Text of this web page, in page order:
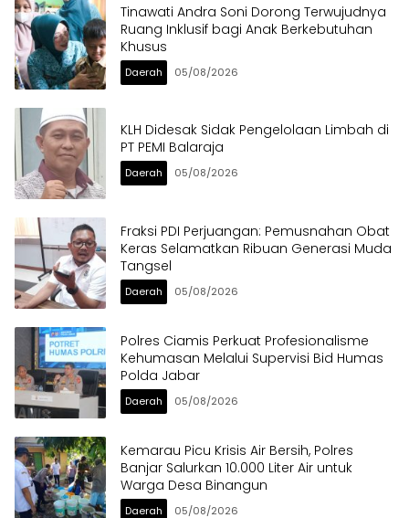
Tinawati Andra Soni Dorong Terwujudnya
Ruang Inklusif bagi Anak Berkebutuhan
Khusus
Daerah 05/08/2026
KLH Didesak Sidak Pengelolaan Limbah di
PT PEMI Balaraja
Daerah 05/08/2026
Fraksi PDI Perjuangan: Pemusnahan Obat
Keras Selamatkan Ribuan Generasi Muda
Tangsel
Daerah 05/08/2026
Polres Ciamis Perkuat Profesionalisme
Kehumasan Melalui Supervisi Bid Humas
Polda Jabar
Daerah 05/08/2026
Kemarau Picu Krisis Air Bersih, Polres
Banjar Salurkan 10.000 Liter Air untuk
Warga Desa Binangun
Daerah 05/08/2026